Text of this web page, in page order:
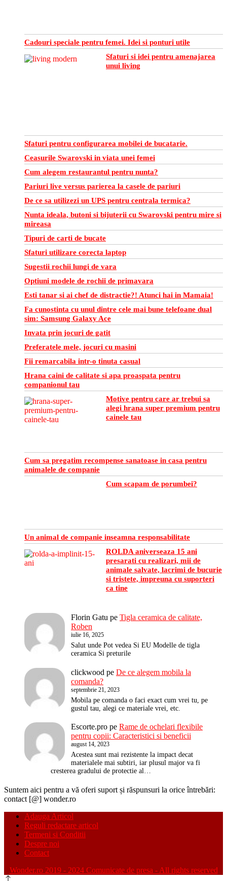
Cadouri speciale pentru femei. Idei si ponturi utile
Sfaturi si idei pentru amenajarea
unui living
Sfaturi pentru configurarea mobilei de bucatarie.
Ceasurile Swarovski in viata unei femei
Cum alegem restaurantul pentru nunta?
Pariuri live versus parierea la casele de pariuri
De ce sa utilizezi un UPS pentru centrala termica?
Nunta ideala, butoni si bijuterii cu Swarovski pentru mire si
mireasa
Tipuri de carti de bucate
Sfaturi utilizare corecta laptop
Sugestii rochii lungi de vara
Optiuni modele de rochii de primavara
Esti tanar si ai chef de distractie?! Atunci hai in Mamaia!
Fa cunostinta cu unul dintre cele mai bune telefoane dual
sim: Samsung Galaxy Ace
Invata prin jocuri de gatit
Preferatele mele, jocuri cu masini
Fii remarcabila intr-o tinuta casual
Hrana caini de calitate si apa proaspata pentru
companionul tau
Motive pentru care ar trebui sa
alegi hrana super premium pentru
cainele tau
Cum sa pregatim recompense sanatoase in casa pentru
animalele de companie
Cum scapam de porumbei?
Un animal de companie inseamna responsabilitate
ROLDA aniverseaza 15 ani
presarati cu realizari, mii de
animale salvate, lacrimi de bucurie
si tristete, impreuna cu suporteri
ca tine
Florin Gatu pe Tigla ceramica de calitate,
Roben
iulie 16, 2025
Salut unde Pot vedea Si EU Modelle de tigla
ceramica Si preturile
clickwood pe De ce alegem mobila la
comanda?
septembrie 21, 2023
Mobila pe comanda o faci exact cum vrei tu, pe
gustul tau, alegi ce materiale vrei, etc.
Escorte.pro pe Rame de ochelari flexibile
pentru copii: Caracteristici si beneficii
august 14, 2023
Acestea sunt mai rezistente la impact decat
materialele mai subtiri, iar plusul major va fi
cresterea gradului de protectie al…
Suntem aici pentru a vă oferi suport și răspunsuri la orice întrebări:
contact [@] wonder.ro
Adauga Articol
Reguli redactare articol
Termeni si Conditii
Despre noi
Contact
Wonder.ro 2019 - 2024 Comunicate de presa - All rights reserved